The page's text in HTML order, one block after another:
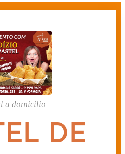
a domicilio
DE